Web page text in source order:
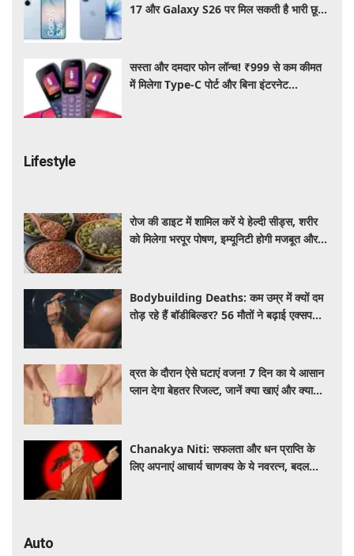
17 और Galaxy S26 पर मिल सकती है भारी छूट,
सस्ता और दमदार फोन लॉन्च! ₹999 से कम कीमत
में मिलेगा Type-C पोर्ट और बिना इंटरनेट
Lifestyle
रोज की डाइट में शामिल करें ये हेल्दी सीड्स, शरीर
को मिलेगा भरपूर पोषण, इम्यूनिटी होगी मजबूत और
Bodybuilding Deaths: कम उम्र में क्यों दम
तोड़ रहे हैं बॉडीबिल्डर? 56 मौतों ने बढ़ाई एक्सपर्ट्स
व्रत के दौरान ऐसे घटाएं वजन! 7 दिन का ये आसान
प्लान देगा बेहतर रिजल्ट, जानें क्या खाएं और क्या
Chanakya Niti: सफलता और धन प्राप्ति के
लिए अपनाएं आचार्य चाणक्य के ये नवरत्न, बदल
Auto